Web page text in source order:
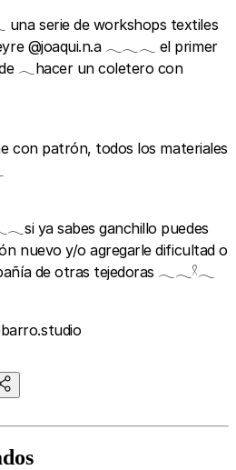
serie de workshops textiles
@joaqui.n.a 𓂃𓂃𓂃 el primer
𓂃hacer un coletero con
con patrón, todos los materiales
ya sabes ganchillo puedes
nuevo y/o agregarle dificultad o
de otras tejedoras 𓂃𓂃𓍲𓂃